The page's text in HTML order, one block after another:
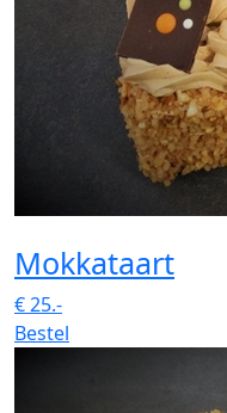
Mokkataart
€25.-
Bestel